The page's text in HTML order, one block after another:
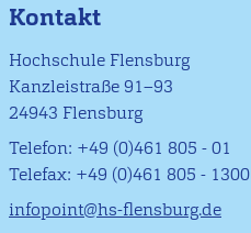
Kontakt
Hochschule Flensburg
Kanzleistraße 91–93
24943 Flensburg
Telefon: +49 (0)461 805 - 01
Telefax: +49 (0)461 805 - 1300
infopoint@hs-flensburg.de